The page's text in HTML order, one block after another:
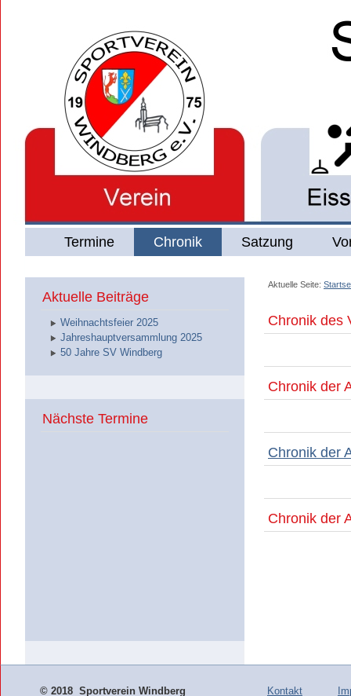
Satzung
Chronik
Termine
Aktuelle Seite:
Aktuelle Beiträge
Weihnachtsfeier 2025
Jahreshauptversammlung 2025
50 Jahre SV Windberg
Nächste Termine
Chronik des
Chronik der
Chronik der
Chronik der
© 2018 Sportverein Windberg
Kontakt